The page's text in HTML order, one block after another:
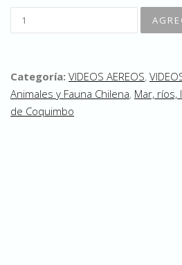
Categoría: VIDEOS AEREOS,
Animales y Fauna Chilena, Mar, ríos,
de Coquimbo